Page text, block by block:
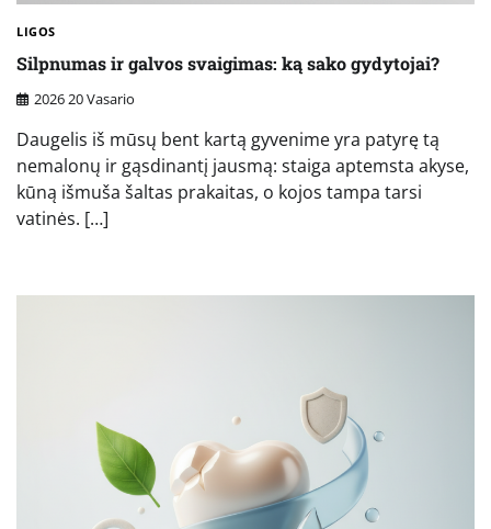
LIGOS
Silpnumas ir galvos svaigimas: ką sako gydytojai?
2026 20 Vasario
Daugelis iš mūsų bent kartą gyvenime yra patyrę tą
nemalonų ir gąsdinantį jausmą: staiga aptemsta akyse,
kūną išmuša šaltas prakaitas, o kojos tampa tarsi
vatinės. […]